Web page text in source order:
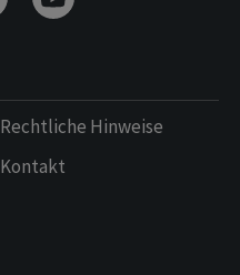
Rechtliche Hinweise
Kontakt